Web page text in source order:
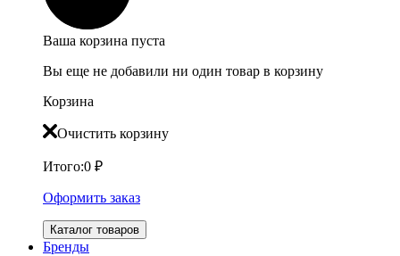
Ваша корзина пуста
Вы еще не добавили ни один товар в корзину
Корзина
Очистить корзину
Итого:0 ₽
Оформить заказ
Каталог товаров
Бренды